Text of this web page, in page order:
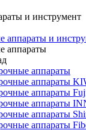
и инструмент
аппараты и
аппараты
аппараты
аппараты
аппараты
аппараты
аппараты
аппараты